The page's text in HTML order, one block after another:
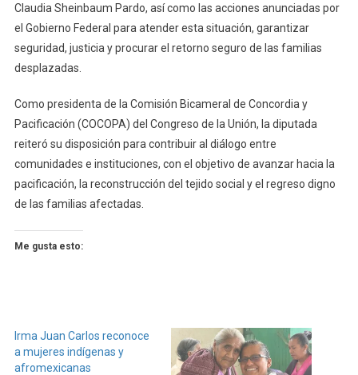
Claudia Sheinbaum Pardo, así como las acciones anunciadas por
el Gobierno Federal para atender esta situación, garantizar
seguridad, justicia y procurar el retorno seguro de las familias
desplazadas.
Como presidenta de la Comisión Bicameral de Concordia y
Pacificación (COCOPA) del Congreso de la Unión, la diputada
reiteró su disposición para contribuir al diálogo entre
comunidades e instituciones, con el objetivo de avanzar hacia la
pacificación, la reconstrucción del tejido social y el regreso digno
de las familias afectadas.
Me gusta esto:
Irma Juan Carlos reconoce
a mujeres indígenas y
afromexicanas